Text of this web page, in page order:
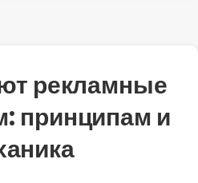
рекламные
принципам и